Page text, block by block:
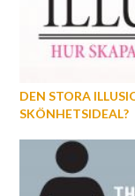
DEN STORA
SKÖNHETSIDEAL?